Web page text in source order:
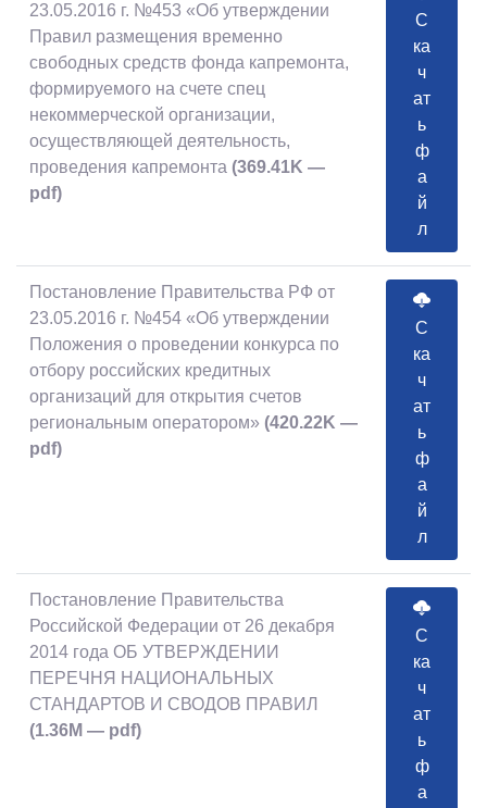
23.05.2016 г. №453 «Об утверждении
Правил размещения временно
свободных средств фонда капремонта,
формируемого на счете спец
некоммерческой организации,
осуществляющей деятельность,
проведения капремонта (369.41K —
pdf)
С
ка
ч
ат
ь
ф
а
й
л
Постановление Правительства РФ от
23.05.2016 г. №454 «Об утверждении
Положения о проведении конкурса по
отбору российских кредитных
организаций для открытия счетов
региональным оператором» (420.22K —
pdf)
С
ка
ч
ат
ь
ф
а
й
л
Постановление Правительства
Российской Федерации от 26 декабря
2014 года ОБ УТВЕРЖДЕНИИ
ПЕРЕЧНЯ НАЦИОНАЛЬНЫХ
СТАНДАРТОВ И СВОДОВ ПРАВИЛ
(1.36M — pdf)
С
ка
ч
ат
ь
ф
а